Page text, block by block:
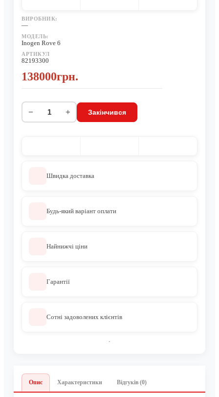
ВИРОБНИК:
—
МОДЕЛЬ:
Inogen Rove 6
АРТИКУЛ
82193300
138000грн.
− + Закінчився
Швидка доставка
Будь-який варіант оплати
Найнижчі ціни
Гарантії
Сотні задоволених клієнтів
Опис Характеристики Відгуків (0)